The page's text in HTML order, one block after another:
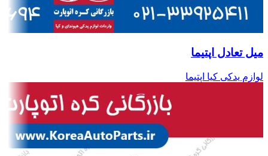
میل تعادل اپتیما
لوازم یدکی کیا اپتیما